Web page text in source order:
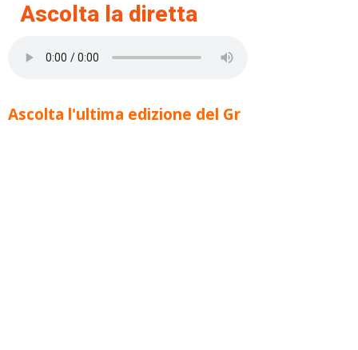
Ascolta la diretta
Ascolta l'ultima edizione del Gr